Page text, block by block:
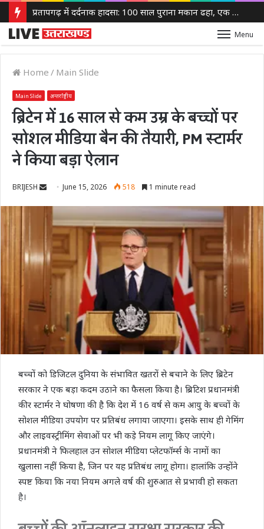
प्रतापगढ़ में दर्दनाक हादसा: 100 साल पुराना मकान ढहा, एक ही परिवार के 6 लोगों की मौत
Menu
Home / Main Slide
Main Slide अन्तर्राष्ट्रीय
ब्रिटेन में 16 साल से कम उम्र के बच्चों पर
सोशल मीडिया बैन की तैयारी, PM स्टार्मर
ने किया बड़ा ऐलान
BRIJESH
Send
email
June 15, 2026 518 1 minute read
बच्चों को डिजिटल दुनिया के संभावित खतरों से बचाने के लिए ब्रिटेन
सरकार ने एक बड़ा कदम उठाने का फैसला किया है। ब्रिटिश प्रधानमंत्री
कीर स्टार्मर ने घोषणा की है कि देश में 16 वर्ष से कम आयु के बच्चों के
सोशल मीडिया उपयोग पर प्रतिबंध लगाया जाएगा। इसके साथ ही गेमिंग
और लाइवस्ट्रीमिंग सेवाओं पर भी कड़े नियम लागू किए जाएंगे।
प्रधानमंत्री ने फिलहाल उन सोशल मीडिया प्लेटफॉर्म्स के नामों का
खुलासा नहीं किया है, जिन पर यह प्रतिबंध लागू होगा। हालांकि उन्होंने
स्पष्ट किया कि नया नियम अगले वर्ष की शुरुआत से प्रभावी हो सकता
है।